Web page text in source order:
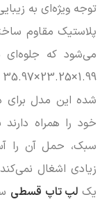
توجه ویژه‌ای به
پلاستیک مقاوم
می‌شود که
شده این مدل برای
خود را همراه
سبک، حمل آن را
زیادی اشغال
یک لپ تاپ قسطی